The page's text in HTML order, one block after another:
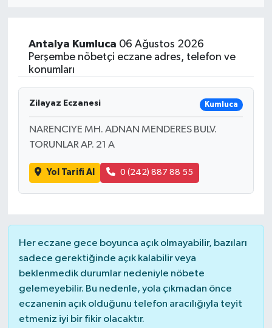
Antalya Kumluca 06 Ağustos 2026
Perşembe nöbetçi eczane adres, telefon ve
konumları
Zilayaz Eczanesi Kumluca
NARENCIYE MH. ADNAN MENDERES BULV.
TORUNLAR AP. 21 A
Yol Tarifi Al 0 (242) 887 88 55
Her eczane gece boyunca açık olmayabilir, bazıları
sadece gerektiğinde açık kalabilir veya
beklenmedik durumlar nedeniyle nöbete
gelemeyebilir. Bu nedenle, yola çıkmadan önce
eczanenin açık olduğunu telefon aracılığıyla teyit
etmeniz iyi bir fikir olacaktır.
Sağlık
Magazin
Gündem
Kültür & Sanat
Genel
Bilim, Teknoloji